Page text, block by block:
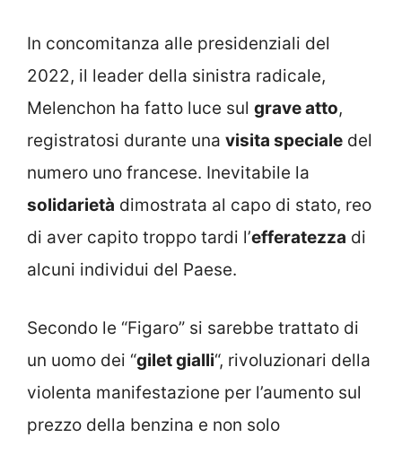
In concomitanza alle presidenziali del
2022, il leader della sinistra radicale,
Melenchon ha fatto luce sul grave atto,
registratosi durante una visita speciale del
numero uno francese. Inevitabile la
solidarietà dimostrata al capo di stato, reo
di aver capito troppo tardi l’efferatezza di
alcuni individui del Paese.
Secondo le “Figaro” si sarebbe trattato di
un uomo dei “gilet gialli“, rivoluzionari della
violenta manifestazione per l’aumento sul
prezzo della benzina e non solo